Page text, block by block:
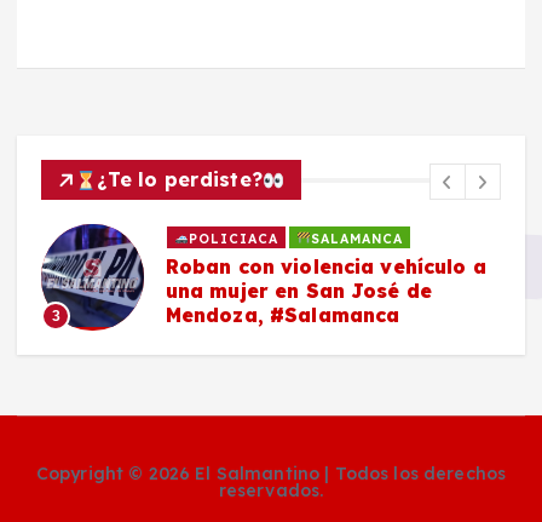
¿Te lo perdiste?
SALAMANCA
Peregrinos temen por su
seguridad tras recientes
asaltos en carreteras que
Copyright © 2026 El Salmantino | Todos los derechos